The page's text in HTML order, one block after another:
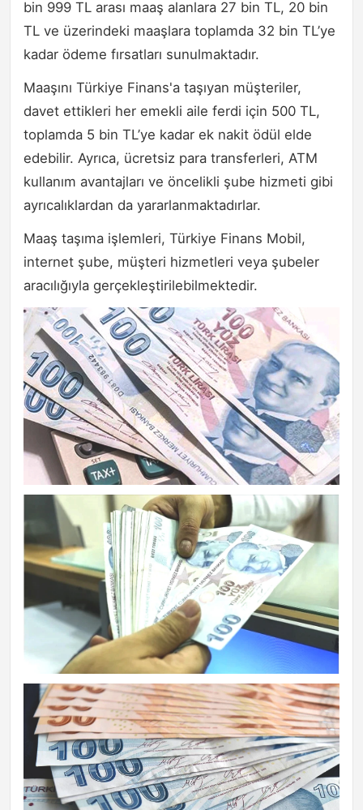
bin 999 TL arası maaş alanlara 27 bin TL, 20 bin
TL ve üzerindeki maaşlara toplamda 32 bin TL’ye
kadar ödeme fırsatları sunulmaktadır.
Maaşını Türkiye Finans'a taşıyan müşteriler,
davet ettikleri her emekli aile ferdi için 500 TL,
toplamda 5 bin TL’ye kadar ek nakit ödül elde
edebilir. Ayrıca, ücretsiz para transferleri, ATM
kullanım avantajları ve öncelikli şube hizmeti gibi
ayrıcalıklardan da yararlanmaktadırlar.
Maaş taşıma işlemleri, Türkiye Finans Mobil,
internet şube, müşteri hizmetleri veya şubeler
aracılığıyla gerçekleştirilebilmektedir.